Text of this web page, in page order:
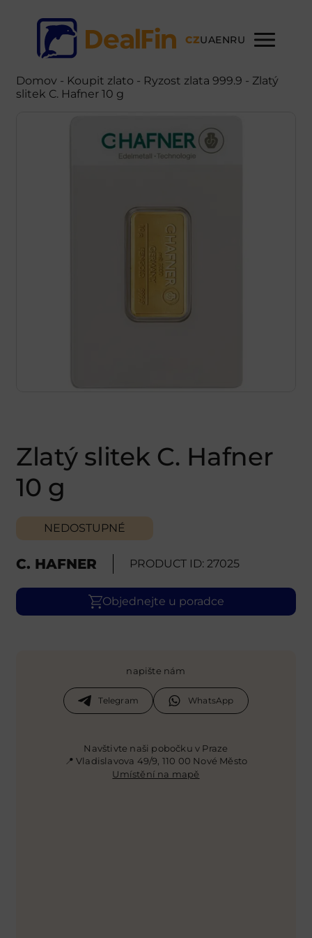
CZUAENRU
Domov - Koupit zlato - Ryzost zlata 999.9 - Zlatý
slitek C. Hafner 10 g
Zlatý slitek C. Hafner
10 g
NEDOSTUPNÉ
C. HAFNER PRODUCT ID: 27025
Objednejte u poradce
napište nám
Telegram WhatsApp
Navštivte naši pobočku v Praze
📍 Vladislavova 49/9, 110 00 Nové Město
Umístění na mapě